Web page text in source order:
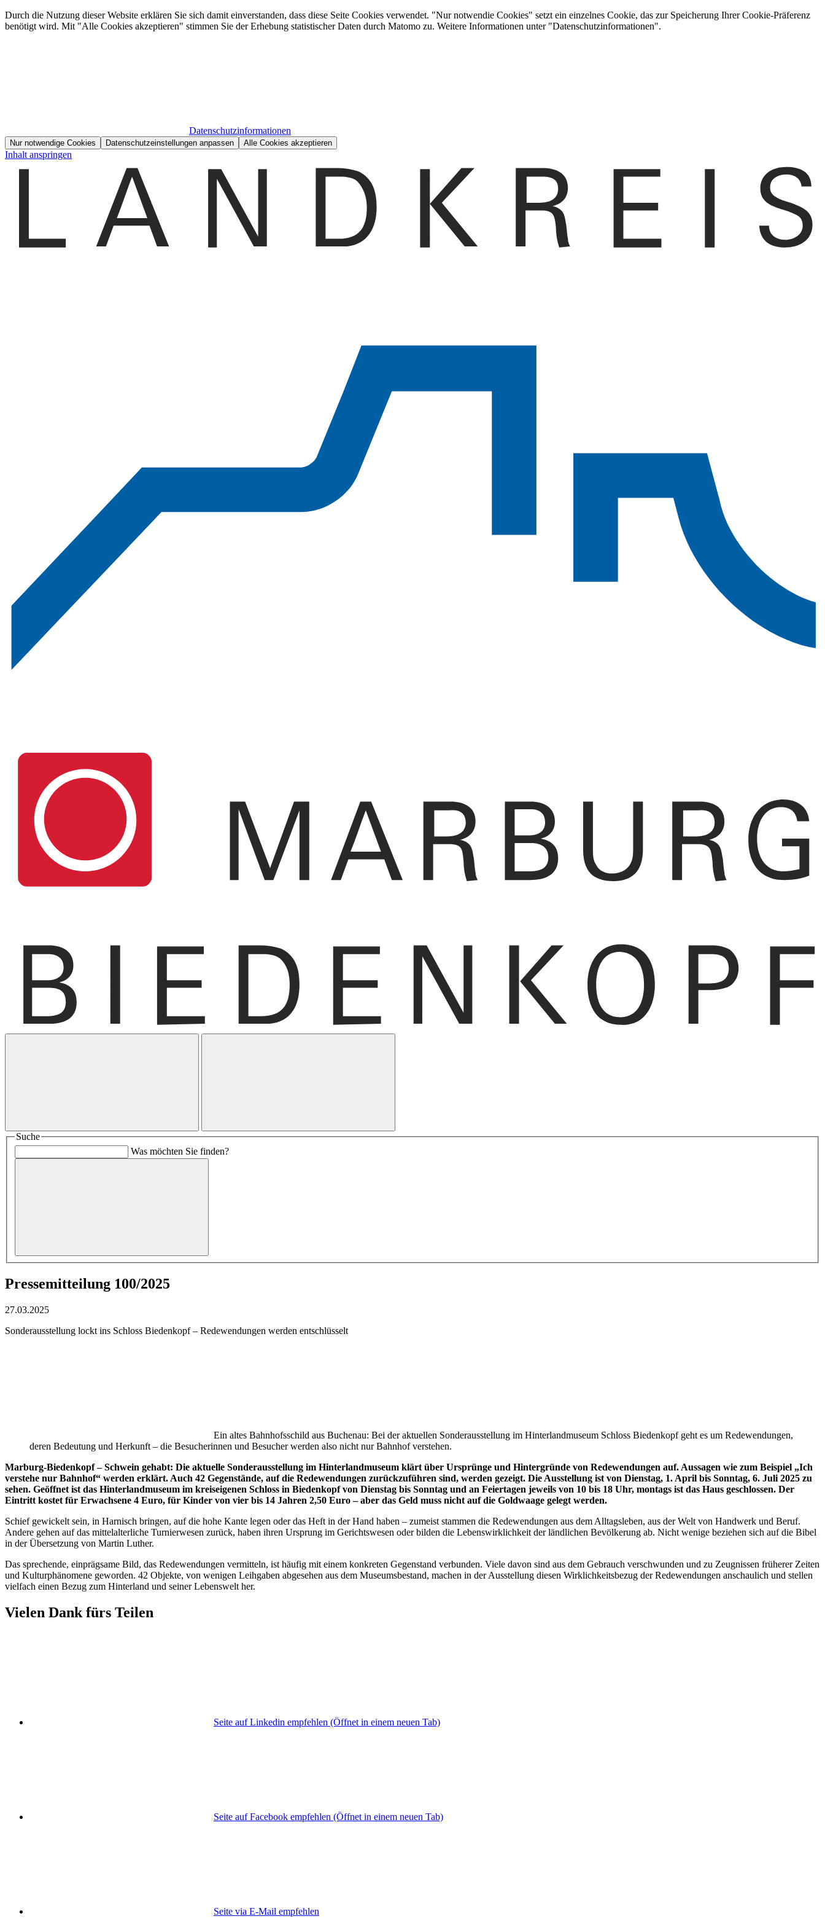
Durch die Nutzung dieser Website erklären Sie sich damit einverstanden, dass diese Seite Cookies verwendet. "Nur notwendie Cookies" setzt ein einzelnes Cookie, das zur Speicherung Ihrer Cookie-Präferenz
benötigt wird. Mit "Alle Cookies akzeptieren" stimmen Sie der Erhebung statistischer Daten durch Matomo zu. Weitere Informationen unter "Datenschutzinformationen".
Datenschutzinformationen
Nur notwendige Cookies Datenschutzeinstellungen anpassen Alle Cookies akzeptieren
Inhalt anspringen
Suche
Was möchten Sie finden?
Pressemitteilung 100/2025
27.03.2025
Sonderausstellung lockt ins Schloss Biedenkopf – Redewendungen werden entschlüsselt
Ein altes Bahnhofsschild aus Buchenau: Bei der aktuellen Sonderausstellung im Hinterlandmuseum Schloss Biedenkopf geht es um Redewendungen,
deren Bedeutung und Herkunft – die Besucherinnen und Besucher werden also nicht nur Bahnhof verstehen.
Marburg-Biedenkopf – Schwein gehabt: Die aktuelle Sonderausstellung im Hinterlandmuseum klärt über Ursprünge und Hintergründe von Redewendungen auf. Aussagen wie zum Beispiel „Ich
verstehe nur Bahnhof“ werden erklärt. Auch 42 Gegenstände, auf die Redewendungen zurückzuführen sind, werden gezeigt. Die Ausstellung ist von Dienstag, 1. April bis Sonntag, 6. Juli 2025 zu
sehen. Geöffnet ist das Hinterlandmuseum im kreiseigenen Schloss in Biedenkopf von Dienstag bis Sonntag und an Feiertagen jeweils von 10 bis 18 Uhr, montags ist das Haus geschlossen. Der
Eintritt kostet für Erwachsene 4 Euro, für Kinder von vier bis 14 Jahren 2,50 Euro – aber das Geld muss nicht auf die Goldwaage gelegt werden.
Schief gewickelt sein, in Harnisch bringen, auf die hohe Kante legen oder das Heft in der Hand haben – zumeist stammen die Redewendungen aus dem Alltagsleben, aus der Welt von Handwerk und Beruf.
Andere gehen auf das mittelalterliche Turnierwesen zurück, haben ihren Ursprung im Gerichtswesen oder bilden die Lebenswirklichkeit der ländlichen Bevölkerung ab. Nicht wenige beziehen sich auf die Bibel
in der Übersetzung von Martin Luther.
Das sprechende, einprägsame Bild, das Redewendungen vermitteln, ist häufig mit einem konkreten Gegenstand verbunden. Viele davon sind aus dem Gebrauch verschwunden und zu Zeugnissen früherer Zeiten
und Kulturphänomene geworden. 42 Objekte, von wenigen Leihgaben abgesehen aus dem Museumsbestand, machen in der Ausstellung diesen Wirklichkeitsbezug der Redewendungen anschaulich und stellen
vielfach einen Bezug zum Hinterland und seiner Lebenswelt her.
Vielen Dank fürs Teilen
Seite auf Linkedin empfehlen (Öffnet in einem neuen Tab)
Seite auf Facebook empfehlen (Öffnet in einem neuen Tab)
Seite via E-Mail empfehlen